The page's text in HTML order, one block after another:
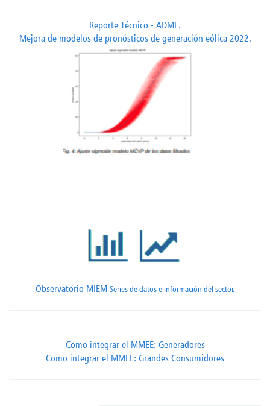
Reporte Técnico - ADME.
Mejora de modelos de pronósticos de generación eólica 2022.
Observatorio MIEM Series de datos e información del sector.
Como integrar el MMEE: Generadores
Como integrar el MMEE: Grandes Consumidores